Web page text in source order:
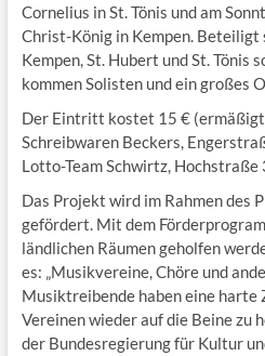
Cornelius in St. Tönis und am
Christ-König in Kempen. Beteiligt
Kempen, St. Hubert und St. Tönis
kommen Solisten und ein großes
Der Eintritt kostet 15 €
Schreibwaren Beckers,
Lotto-Team Schwirtz, Hochstraße
Das Projekt wird im Rahmen des
gefördert. Mit dem
ländlichen Räumen geholfen
es: „Musikvereine, Chöre und
Musiktreibende haben eine harte
Vereinen wieder auf die Beine zu
der Bundesregierung für Kultur